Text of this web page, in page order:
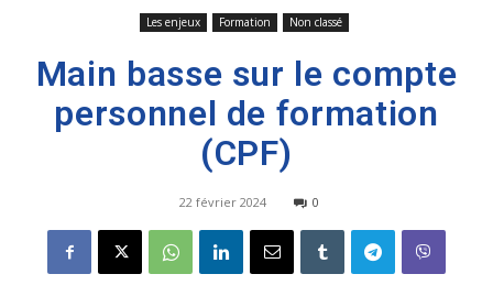
Les enjeux Formation Non classé
Main basse sur le compte
personnel de formation
(CPF)
22 février 2024 0